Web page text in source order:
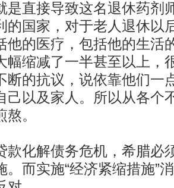
直接导致这名退休药剂
的国家，对于老人退休以
他的医疗，包括他的生活
幅缩减了一半甚至以上，
断的抗议，说依靠他们一
己以及家人。所以从各个
。
化解债务危机，希腊必
。而实施“经济紧缩措施”